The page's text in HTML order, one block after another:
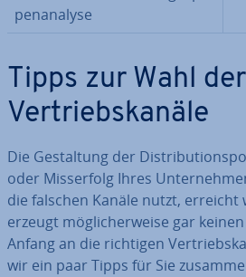
pen­ana­ly­se
Tipps zur Wahl
Ver­triebs­ka­nä­le
Die Ge­stal­tung der
oder Miss­erfolg Ihres
die falschen Kanäle nutzt, erreicht
erzeugt mög­li­cher­wei­se gar
Anfang an die richtigen
wir ein paar Tipps für Sie